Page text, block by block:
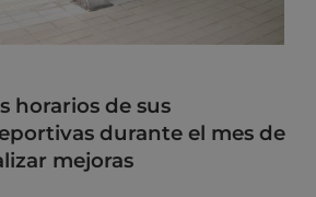
horarios de sus
durante el mes de
mejoras